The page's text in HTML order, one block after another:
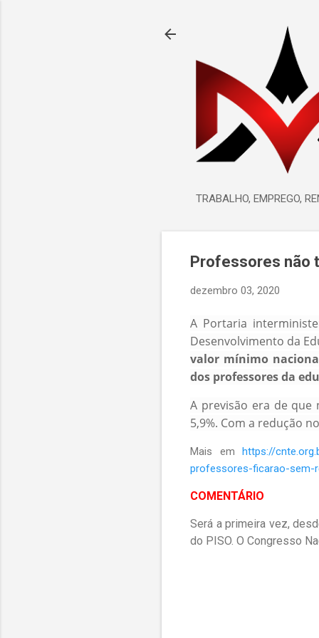
TRABALHO, EMPREGO,
Professores não
dezembro 03, 2020
A Portaria
Desenvolvimento da
valor mínimo
dos professores da
A previsão era de
5,9%. Com a redução
Mais em https://
professores-ficarao-sem-
COMENTÁRIO
Será a primeira vez,
do PISO. O Congresso